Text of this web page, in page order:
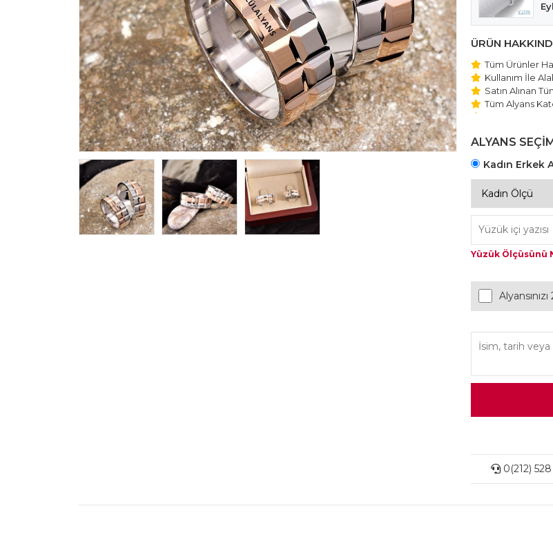
ÜRÜN
Tüm Ürünler
Kullanım İle
Satın Alınan
Tüm Alyans
Beştaş
ALYANS
Kadın Erkek
Yüzük Ölçüsünü
0(212)